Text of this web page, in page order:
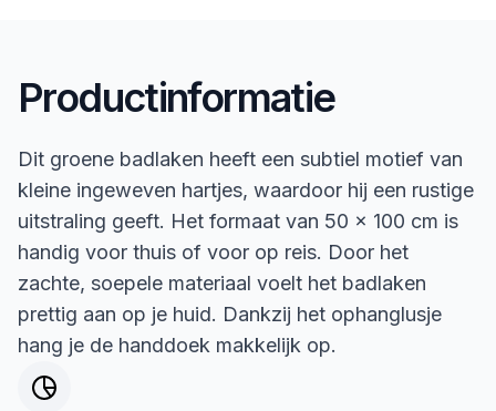
Productinformatie
Dit groene badlaken heeft een subtiel motief van
kleine ingeweven hartjes, waardoor hij een rustige
uitstraling geeft. Het formaat van 50 x 100 cm is
handig voor thuis of voor op reis. Door het
zachte, soepele materiaal voelt het badlaken
prettig aan op je huid. Dankzij het ophanglusje
hang je de handdoek makkelijk op.